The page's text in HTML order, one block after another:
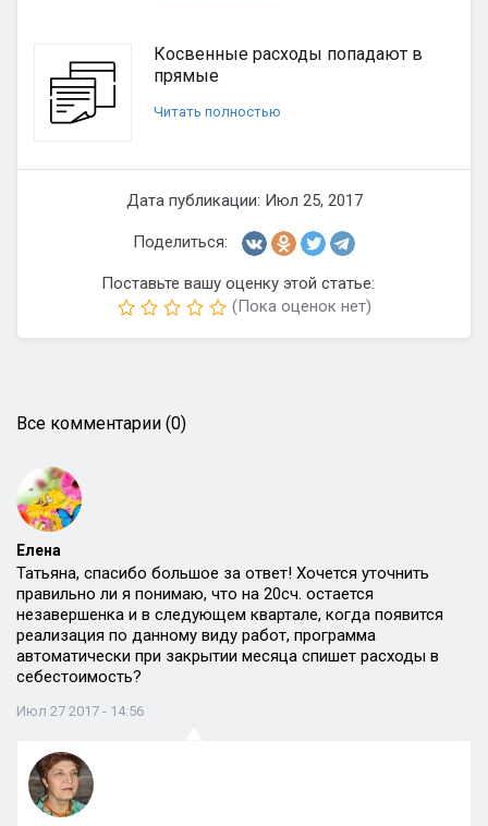
Косвенные расходы попадают в
прямые
Читать полностью
Дата публикации: Июл 25, 2017
Поделиться:
Поставьте вашу оценку этой статье:
(Пока оценок нет)
Все комментарии (0)
Елена
Татьяна, спасибо большое за ответ! Хочется уточнить
правильно ли я понимаю, что на 20сч. остается
незавершенка и в следующем квартале, когда появится
реализация по данному виду работ, программа
автоматически при закрытии месяца спишет расходы в
себестоимость?
Июл 27 2017 - 14:56